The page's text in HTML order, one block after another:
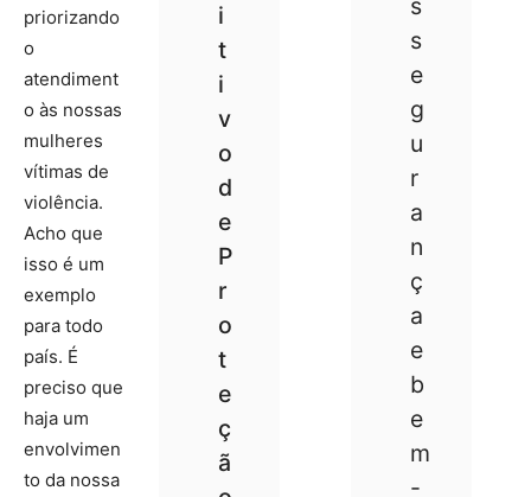
s
s
e
g
u
r
a
n
ç
a
e
b
e
m
-
i
t
i
v
o
d
e
P
r
o
t
e
ç
ã
priorizando
o
atendiment
o às nossas
mulheres
vítimas de
violência.
Acho que
isso é um
exemplo
para todo
país. É
preciso que
haja um
envolvimen
to da nossa